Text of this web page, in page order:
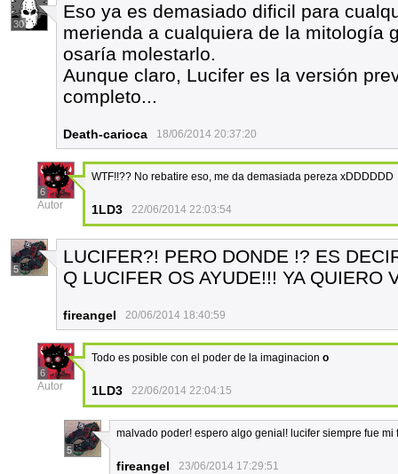
30
Eso ya es demasiado dificil para
merienda a cualquiera de la mitología
osaría molestarlo.
Aunque claro, Lucifer es la versión
completo...
Death-carioca 18/06/2014 20:37:20
6
Autor
WTF!!?? No rebatire eso, me da demasiada pereza xDDDDDD
1LD3 22/06/2014 22:03:54
5
LUCIFER?! PERO DONDE !? ES
Q LUCIFER OS AYUDE!!! YA QUIERO
fireangel 20/06/2014 18:40:59
6
Autor
Todo es posible con el poder de la imaginacion o
1LD3 22/06/2014 22:04:15
5
malvado poder! espero algo genial! lucifer siempre fue
fireangel 23/06/2014 17:29:51